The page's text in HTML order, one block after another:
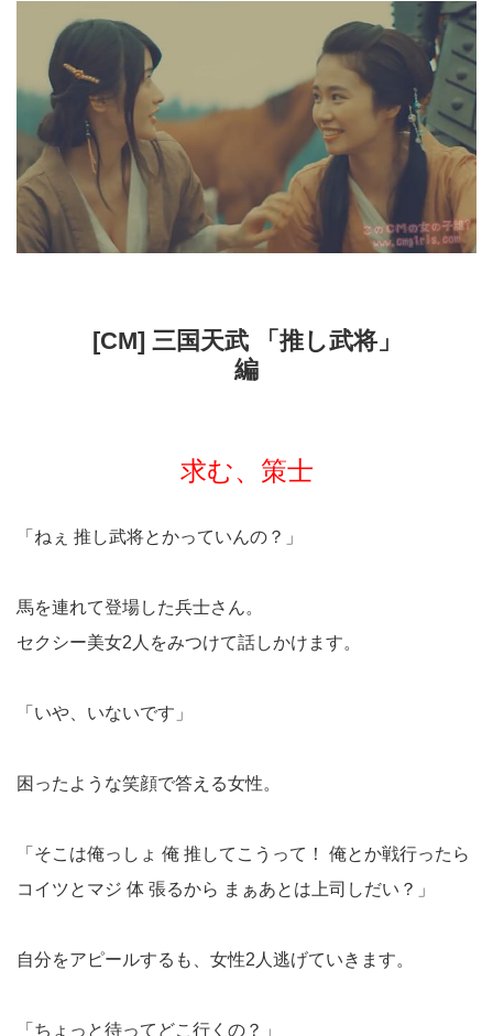
[CM] 三国天武 「推し武将」
編
求む、策士
「ねぇ 推し武将とかっていんの？」
馬を連れて登場した兵士さん。
セクシー美女2人をみつけて話しかけます。
「いや、いないです」
困ったような笑顔で答える女性。
「そこは俺っしょ 俺 推してこうって！ 俺とか戦行ったら
コイツとマジ 体 張るから まぁあとは上司しだい？」
自分をアピールするも、女性2人逃げていきます。
「ちょっと待ってどこ行くの？」